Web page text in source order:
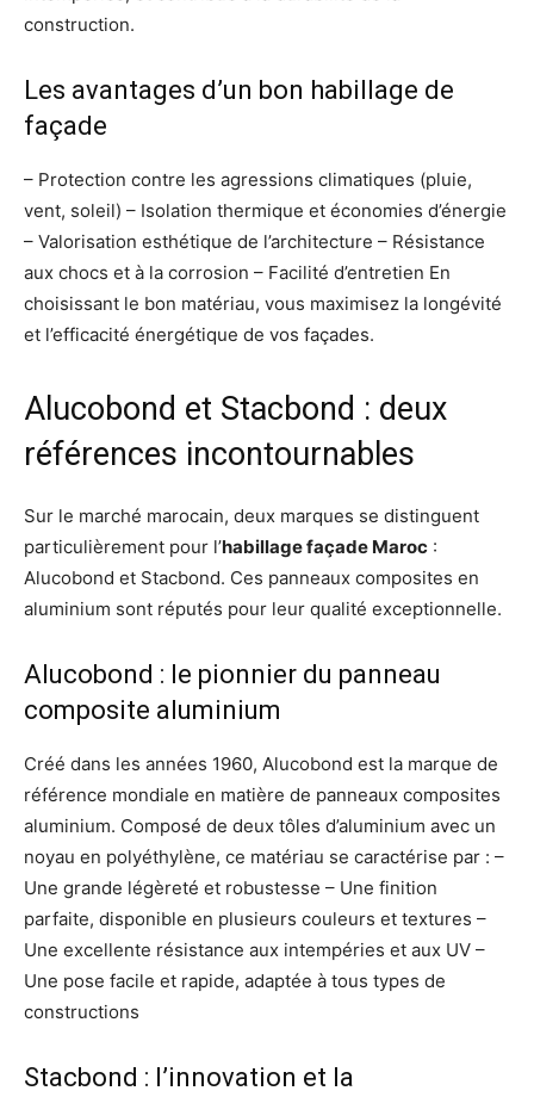
construction.
Les avantages d’un bon habillage de
façade
– Protection contre les agressions climatiques (pluie,
vent, soleil) – Isolation thermique et économies d’énergie
– Valorisation esthétique de l’architecture – Résistance
aux chocs et à la corrosion – Facilité d’entretien En
choisissant le bon matériau, vous maximisez la longévité
et l’efficacité énergétique de vos façades.
Alucobond et Stacbond : deux
références incontournables
Sur le marché marocain, deux marques se distinguent
particulièrement pour l’habillage façade Maroc :
Alucobond et Stacbond. Ces panneaux composites en
aluminium sont réputés pour leur qualité exceptionnelle.
Alucobond : le pionnier du panneau
composite aluminium
Créé dans les années 1960, Alucobond est la marque de
référence mondiale en matière de panneaux composites
aluminium. Composé de deux tôles d’aluminium avec un
noyau en polyéthylène, ce matériau se caractérise par : –
Une grande légèreté et robustesse – Une finition
parfaite, disponible en plusieurs couleurs et textures –
Une excellente résistance aux intempéries et aux UV –
Une pose facile et rapide, adaptée à tous types de
constructions
Stacbond : l’innovation et la